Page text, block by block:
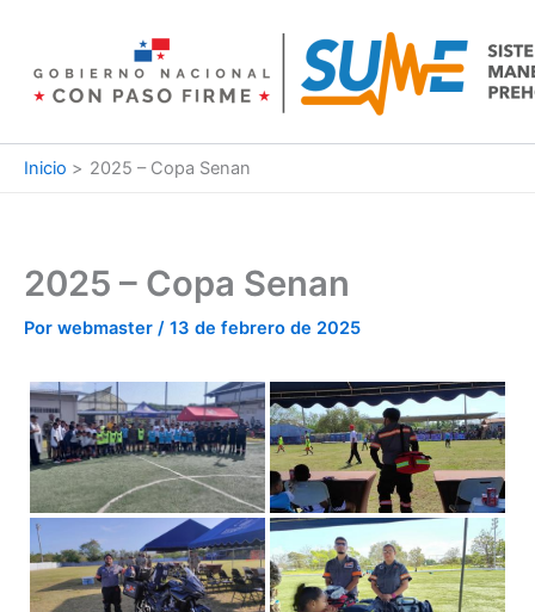
contenido
Inicio 2025 – Copa Senan
2025 – Copa Senan
Por webmaster / 13 de febrero de 2025